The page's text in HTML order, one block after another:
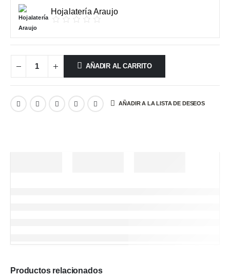
Hojalatería Araujo
AÑADIR AL CARRITO
AÑADIR A LA LISTA DE DESEOS
Productos relacionados